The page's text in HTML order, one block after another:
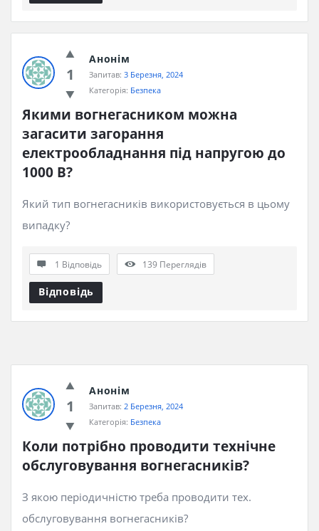
1
Анонім
Запитав: 3 Березня, 2024
Категорія: Безпека
Якими вогнегасником можна
загасити загорання
електрообладнання під напругою до
1000 В?
Який тип вогнегасників використовується в цьому
випадку?
1 Відповідь 139 Переглядів
Відповідь
1
Анонім
Запитав: 2 Березня, 2024
Категорія: Безпека
Коли потрібно проводити технічне
обслуговування вогнегасників?
З якою періодичністю треба проводити тех.
обслуговування вогнегасників?